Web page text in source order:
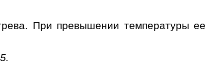
При превышении температуры ее